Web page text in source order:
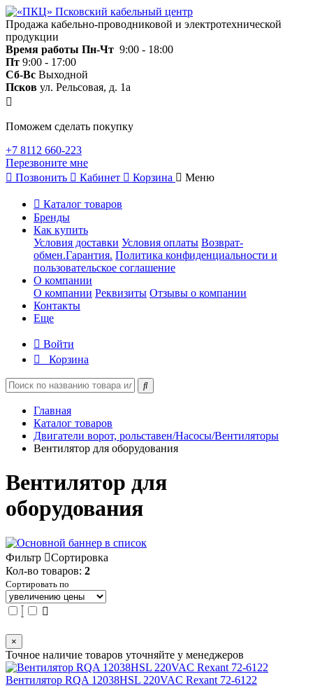
Продажа кабельно-проводниковой и электротехнической
продукции
Время работы Пн-Чт 9:00 - 18:00
Пт 9:00 - 17:00
Сб-Вс Выходной
Псков ул. Рельсовая, д. 1а
Поможем сделать покупку
+7 8112 660-223
Перезвоните мне
Позвонить
Кабинет Корзина Меню
Каталог товаров
Бренды
Как купить
Условия доставки Условия оплаты Возврат-
обмен.Гарантия. Политика конфиденциальности и
пользовательское соглашение
О компании
О компании Реквизиты Отзывы о компании
Контакты
Еще
Войти
Корзина
Главная
Каталог товаров
Двигатели ворот, рольставен/Насосы/Вентиляторы
Вентилятор для оборудования
Вентилятор для
оборудования
Фильтр
Сортировка
Кол-во товаров: 2
Сортировать по
×
Точное наличие товаров уточняйте у менеджеров
Вентилятор RQA 12038HSL 220VAC Rexant 72-6122